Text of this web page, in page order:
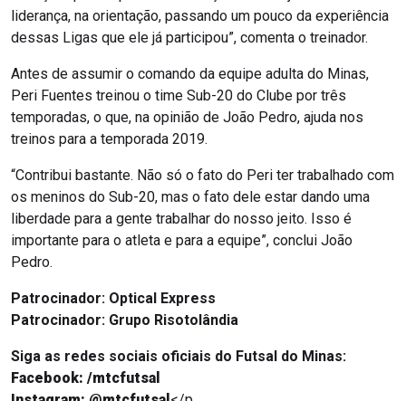
liderança, na orientação, passando um pouco da experiência
dessas Ligas que ele já participou”, comenta o treinador.
Antes de assumir o comando da equipe adulta do Minas,
Peri Fuentes treinou o time Sub-20 do Clube por três
temporadas, o que, na opinião de João Pedro, ajuda nos
treinos para a temporada 2019.
“Contribui bastante. Não só o fato do Peri ter trabalhado com
os meninos do Sub-20, mas o fato dele estar dando uma
liberdade para a gente trabalhar do nosso jeito. Isso é
importante para o atleta e para a equipe”, conclui João
Pedro.
Patrocinador: Optical Express
Patrocinador: Grupo Risotolândia
Siga as redes sociais oficiais do Futsal do Minas:
Facebook: /mtcfutsal